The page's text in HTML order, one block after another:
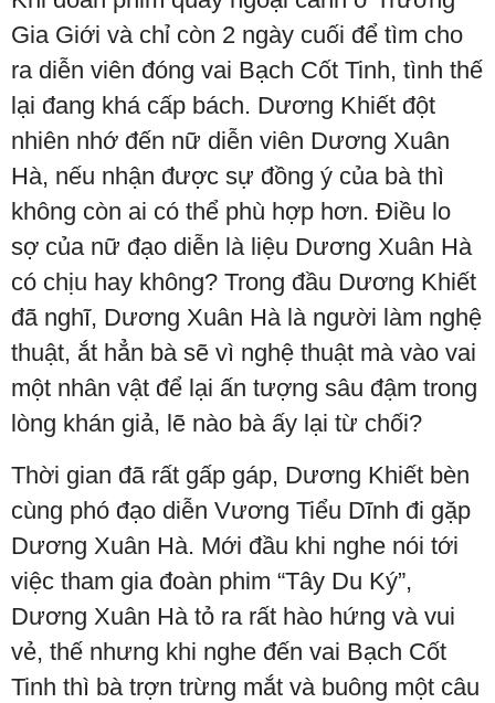
Gia Giới và chỉ còn 2 ngày cuối để tìm cho
ra diễn viên đóng vai Bạch Cốt Tinh, tình thế
lại đang khá cấp bách. Dương Khiết đột
nhiên nhớ đến nữ diễn viên Dương Xuân
Hà, nếu nhận được sự đồng ý của bà thì
không còn ai có thể phù hợp hơn. Điều lo
sợ của nữ đạo diễn là liệu Dương Xuân Hà
có chịu hay không? Trong đầu Dương Khiết
đã nghĩ, Dương Xuân Hà là người làm nghệ
thuật, ắt hẳn bà sẽ vì nghệ thuật mà vào vai
một nhân vật để lại ấn tượng sâu đậm trong
lòng khán giả, lẽ nào bà ấy lại từ chối?
Thời gian đã rất gấp gáp, Dương Khiết bèn
cùng phó đạo diễn Vương Tiểu Dĩnh đi gặp
Dương Xuân Hà. Mới đầu khi nghe nói tới
việc tham gia đoàn phim “Tây Du Ký”,
Dương Xuân Hà tỏ ra rất hào hứng và vui
vẻ, thế nhưng khi nghe đến vai Bạch Cốt
Tinh thì bà trợn trừng mắt và buông một câu